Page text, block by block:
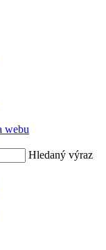
webu
Hledaný výraz